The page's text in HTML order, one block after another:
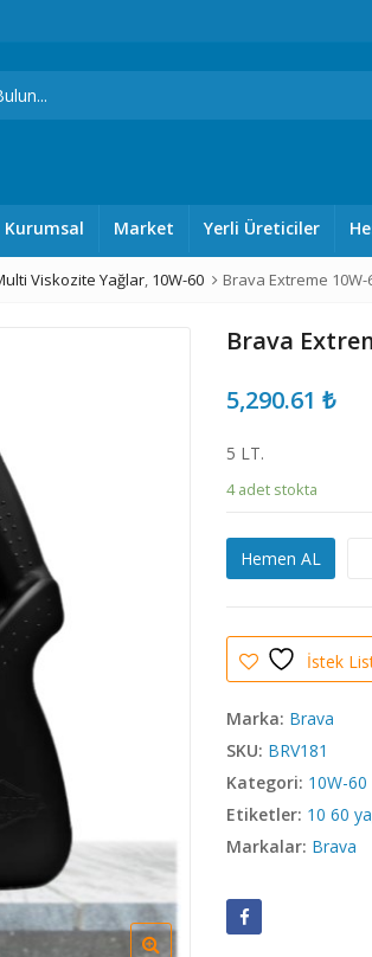
Kurumsal Market Yerli Üreticiler
Viskozite Yağlar, 10W-60 Brava Extreme 10W-
Brava
5,290.61 ₺
5 LT.
4 adet stokta
Hemen AL
İstek
Marka: Brava
SKU: BRV181
Kategori: 10W-60
Etiketler: 10 60
Markalar: Brava